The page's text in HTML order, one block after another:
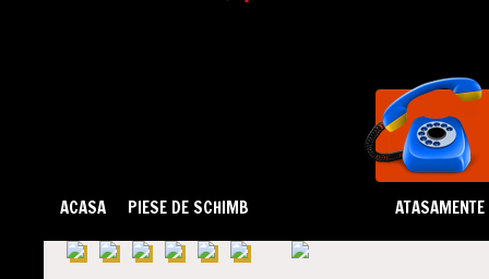
ACASA PIESE DE SCHIMB ATASAMENTE